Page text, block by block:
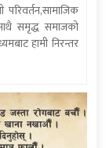
परिवर्तन,सामाजिक
समृद्ध समाजको
हामी निरन्तर